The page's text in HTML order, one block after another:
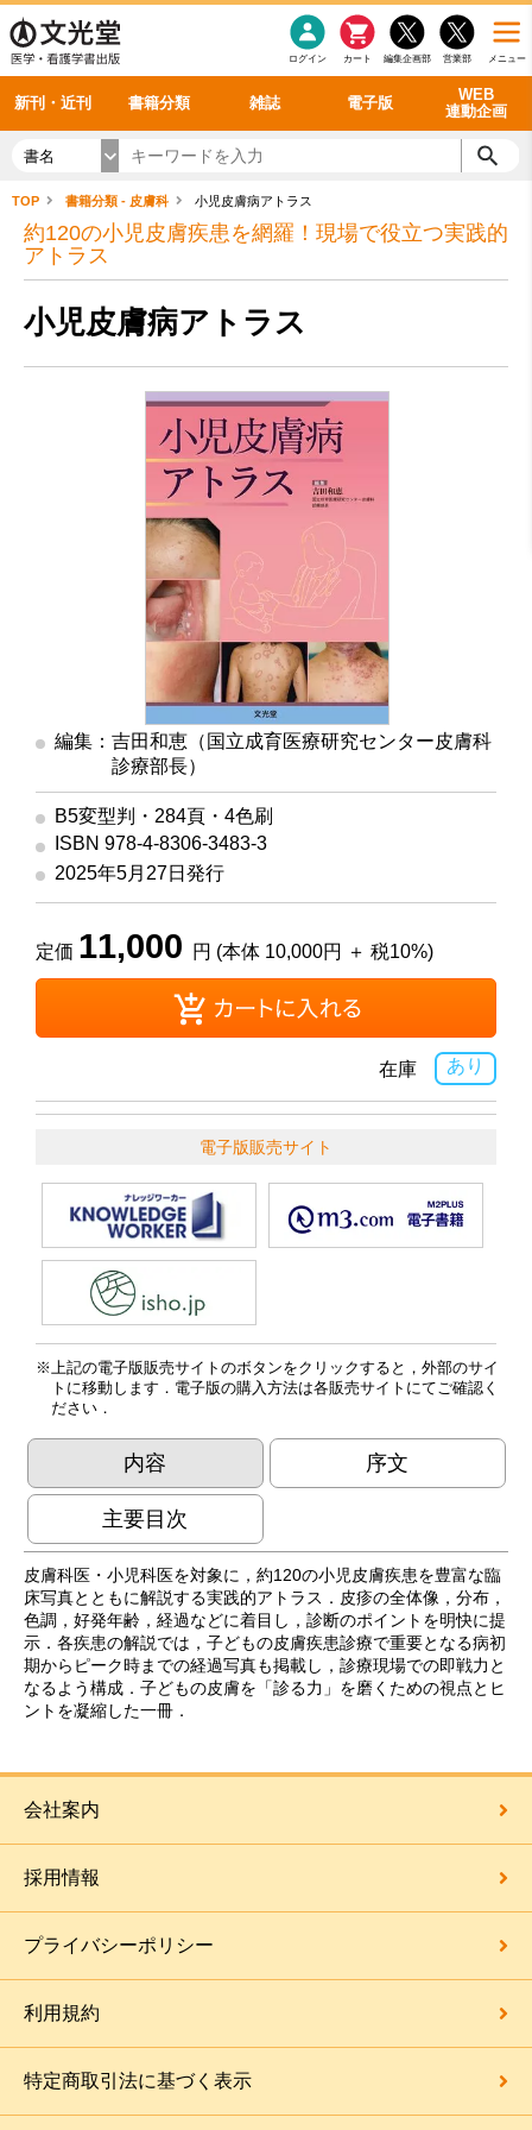
メニュー
営業部
編集企画部
カート
ログイン
新刊・近刊 書籍分類 雑誌 電子版
WEB
連動企画
感染症 老年医学
看護・介護
呼吸器
循環器
シリーズ一覧
雑誌投稿規定
理学療法
雑誌案内・年間購読 最新号 バックナンバー
電子書籍
電子雑誌
書籍「データに基づく臨床動作分析」WEB動画
書籍「眼手術学」WEB動画
書籍「神経症候学 II 改訂第二版」 WEB動画
新刊一覧
今後の発行予定
書名
TOP 書籍分類 - 皮膚科 小児皮膚病アトラス
約120の小児皮膚疾患を網羅！現場で役立つ実践的
アトラス
小児皮膚病アトラス
編集：吉田和恵（国立成育医療研究センター皮膚科
診療部長）
B5変型判・284頁・4色刷
ISBN 978-4-8306-3483-3
2025年5月27日発行
定価 11,000 円 (本体 10,000円 ＋ 税10%)
あり
在庫
電子版販売サイト
上記の電子版販売サイトのボタンをクリックすると，外部のサイ
トに移動します．電子版の購入方法は各販売サイトにてご確認く
ださい．
内容 序文
主要目次
皮膚科医・小児科医を対象に，約120の小児皮膚疾患を豊富な臨
床写真とともに解説する実践的アトラス．皮疹の全体像，分布，
色調，好発年齢，経過などに着目し，診断のポイントを明快に提
示．各疾患の解説では，子どもの皮膚疾患診療で重要となる病初
期からピーク時までの経過写真も掲載し，診療現場での即戦力と
なるよう構成．子どもの皮膚を「診る力」を磨くための視点とヒ
ントを凝縮した一冊．
会社案内
採用情報
プライバシーポリシー
利用規約
特定商取引法に基づく表示